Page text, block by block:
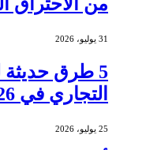
31 يوليو، 2026
5 طرق حديثة
التجاري في 2026
25 يوليو، 2026